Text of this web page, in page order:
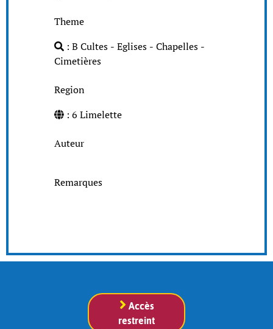
Theme
: B Cultes - Eglises - Chapelles -
Cimetières
Region
: 6 Limelette
Auteur
Remarques
Accès
restreint